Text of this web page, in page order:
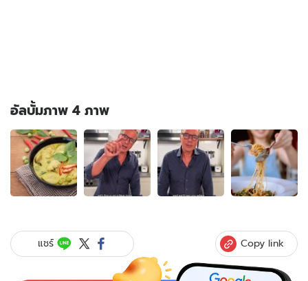
อัลบั้มภาพ 4 ภาพ
อัลบั้ม
ภาพ
ภาพ
ของ
ต่าง
ชาติ
แชร์ Copy link